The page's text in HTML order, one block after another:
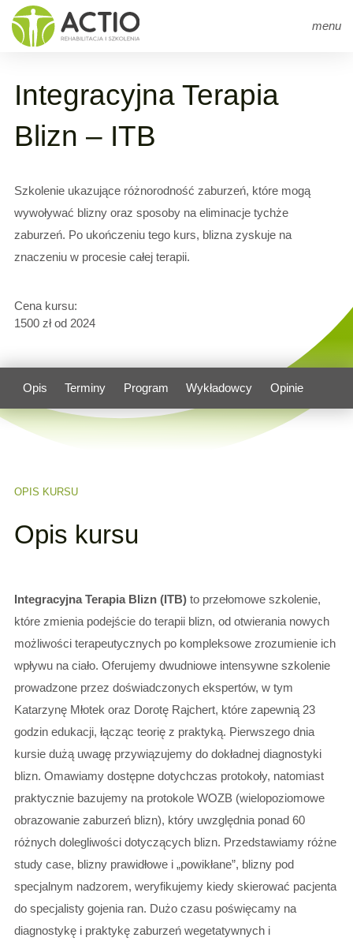
menu
Strona głównaarrow_right Szkolenia
Integracyjna Terapia
Blizn – ITB
Szkolenie ukazujące różnorodność zaburzeń, które mogą
wywoływać blizny oraz sposoby na eliminacje tychże
zaburzeń. Po ukończeniu tego kurs, blizna zyskuje na
znaczeniu w procesie całej terapii.
Cena kursu:
1500 zł od 2024
Opis Terminy Program Wykładowcy Opinie
OPIS KURSU
Opis kursu
Integracyjna Terapia Blizn (ITB)to przełomowe szkolenie,
które zmienia podejście do terapii blizn, od otwierania nowych
możliwości terapeutycznych po kompleksowe zrozumienie ich
wpływu na ciało. Oferujemy dwudniowe intensywne szkolenie
prowadzone przez doświadczonych ekspertów, w tym
Katarzynę Młotek oraz Dorotę Rajchert, które zapewnią 23
godzin edukacji, łącząc teorię z praktyką. Pierwszego dnia
kursie dużą uwagę przywiązujemy do dokładnej diagnostyki
blizn. Omawiamy dostępne dotychczas protokoły, natomiast
praktycznie bazujemy na protokole WOZB (wielopoziomowe
obrazowanie zaburzeń blizn), który uwzględnia ponad 60
różnych dolegliwości dotyczących blizn. Przedstawiamy różne
study case, blizny prawidłowe i „powikłane”, blizny pod
specjalnym nadzorem, weryfikujemy kiedy skierować pacjenta
do specjalisty gojenia ran. Dużo czasu poświęcamy na
diagnostykę i praktykę zaburzeń wegetatywnych i